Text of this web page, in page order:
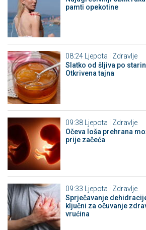
pamti opekotine
08:24
Ljepota i Zdravlje
Slatko od šljiva po
Otkrivena tajna
09:38 Ljepota i Zdravlje
Očeva loša prehrana
prije začeća
09:33
Ljepota i Zdravlje
Sprječavanje
ključni za očuvanje
vrućina